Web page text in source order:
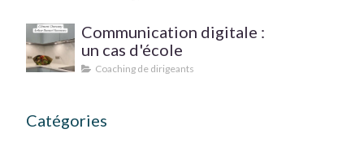
Communication digitale :
un cas d'école
Coaching de dirigeants
Catégories